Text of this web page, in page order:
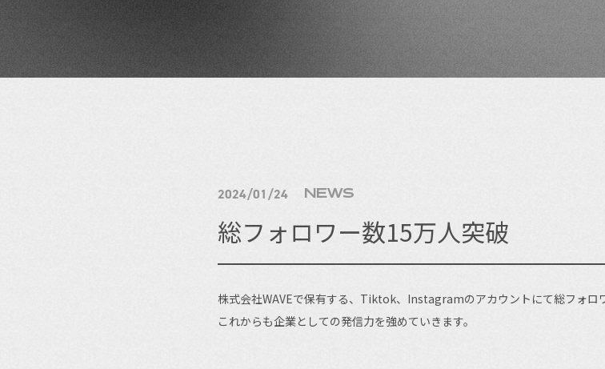
2024/01/24 NEWS
総フォロワー数15万人突破
株式会社WAVEで保有する、Tiktok、Instagramのアカウントにて総フォロ
これからも企業としての発信力を強めていきます。